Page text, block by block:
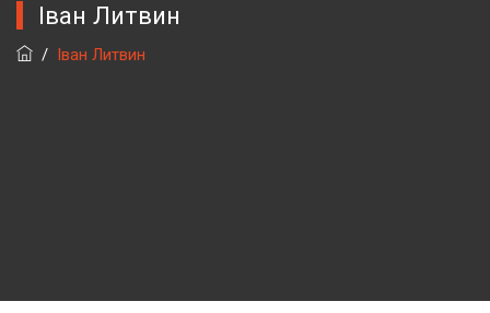
Іван Литвин
/ Іван Литвин